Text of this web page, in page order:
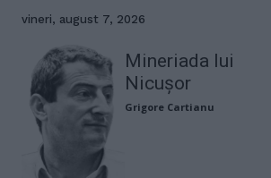
vineri, august 7, 2026
Mineriada lui
Nicușor
Grigore Cartianu